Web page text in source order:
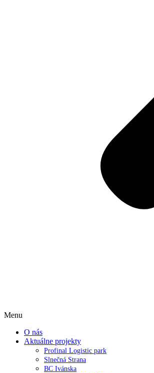
Menu
O nás
Aktuálne projekty
Profinal Logistic park
Slnečná Strana
BC Ivánska